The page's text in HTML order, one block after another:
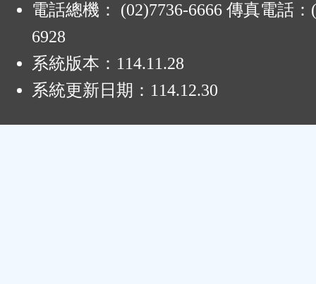
電話總機： (02)7736-6666 傳真電話：
6928
系統版本： 114.11.28
系統更新日期： 114.12.30